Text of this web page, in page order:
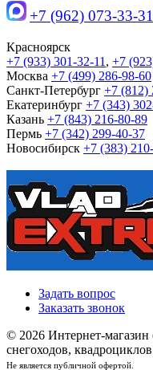
+7 (962) 073-33-31
Красноярск
+7 (933) 301-32-11 , +7
Москва +7 (499) 286-98-60
Санкт-Петербург +7 (812)
Екатеринбург +7 (343)
Казань +7 (843) 216-80-89
Пермь +7 (342) 299-40-37
Новосибирск +7 (383)
Задать вопрос
Заказать звонок
© 2026 Интернет-магазин
снегоходов,
Не является публичной офертой.